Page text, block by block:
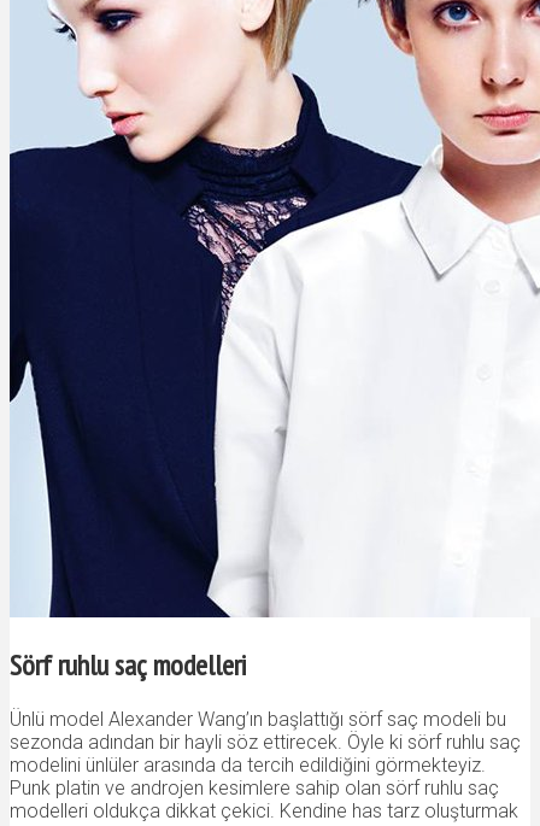
Sörf ruhlu saç modelleri
Ünlü model Alexander Wang’ın başlattığı sörf saç modeli bu
sezonda adından bir hayli söz ettirecek. Öyle ki sörf ruhlu saç
modelini ünlüler arasında da tercih edildiğini görmekteyiz.
Punk platin ve androjen kesimlere sahip olan sörf ruhlu saç
modelleri oldukça dikkat çekici. Kendine has tarz oluşturmak